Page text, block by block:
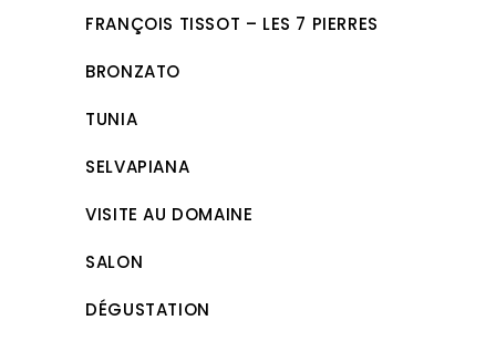
FRANÇOIS TISSOT – LES 7 PIERRES
BRONZATO
TUNIA
SELVAPIANA
VISITE AU DOMAINE
SALON
DÉGUSTATION